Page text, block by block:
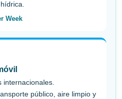
Week
internacionales.
público, aire limpio y